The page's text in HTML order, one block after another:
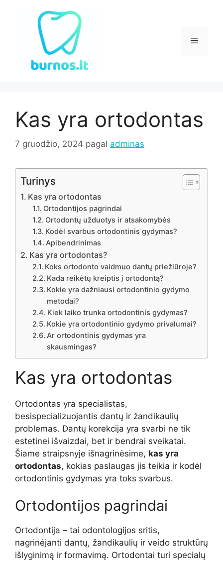
Meniu
Kas yra ortodontas
7 gruodžio, 2024 pagal adminas
Turinys
Kas yra ortodontas
Ortodontijos pagrindai
Ortodontų užduotys ir atsakomybės
Kodėl svarbus ortodontinis gydymas?
Apibendrinimas
Kas yra ortodontas?
Koks ortodonto vaidmuo dantų priežiūroje?
Kada reikėtų kreiptis į ortodontą?
Kokie yra dažniausi ortodontinio gydymo
metodai?
Kiek laiko trunka ortodontinis gydymas?
Kokie yra ortodontinio gydymo privalumai?
Ar ortodontinis gydymas yra
skausmingas?
Kas yra ortodontas
Ortodontas yra specialistas,
besispecializuojantis dantų ir žandikaulių
problemas. Dantų korekcija yra svarbi ne tik
estetinei išvaizdai, bet ir bendrai sveikatai.
Šiame straipsnyje išnagrinėsime, kas yra
ortodontas, kokias paslaugas jis teikia ir kodėl
ortodontinis gydymas yra toks svarbus.
Ortodontijos pagrindai
Ortodontija – tai odontologijos sritis,
nagrinėjanti dantų, žandikaulių ir veido struktūrų
išlyginimą ir formavimą. Ortodontai turi specialų